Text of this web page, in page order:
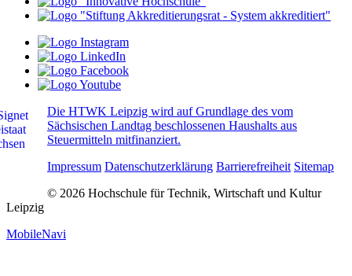
Die HTWK Leipzig wird auf Grundlage des vom
Sächsischen Landtag beschlossenen Haushalts aus
Steuermitteln mitfinanziert.
Impressum Datenschutzerklärung Barrierefreiheit Sitemap
© 2026 Hochschule für Technik, Wirtschaft und Kultur
Leipzig
MobileNavi